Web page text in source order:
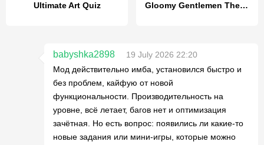
Ultimate Art Quiz Gloomy Gentlemen The Quiz Game
babyshka2898
19 July 2026 22:20
Мод действительно имба, установился быстро и
без проблем, кайфую от новой
функциональности. Производительность на
уровне, всё летает, багов нет и оптимизация
зачётная. Но есть вопрос: появились ли какие-то
новые задания или мини-игры, которые можно